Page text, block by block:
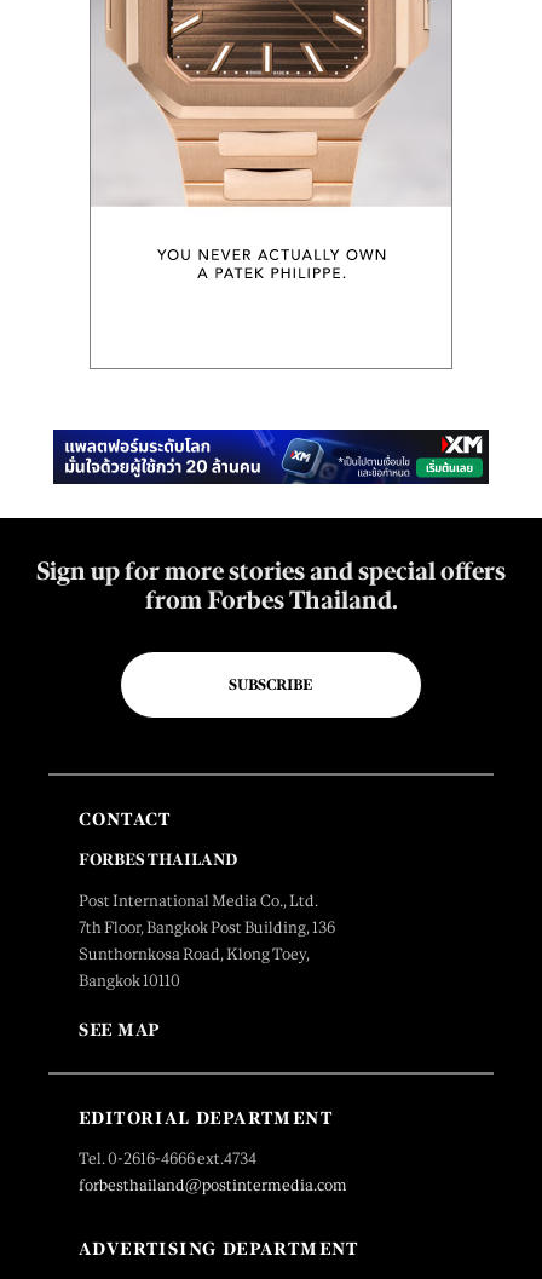
Sign up for more stories and special offers
from Forbes Thailand.
SUBSCRIBE
CONTACT
FORBES THAILAND
Post International Media Co., Ltd.
7th Floor, Bangkok Post Building, 136
Sunthornkosa Road, Klong Toey,
Bangkok 10110
SEE MAP
EDITORIAL DEPARTMENT
Tel. 0-2616-4666 ext.4734
forbesthailand@postintermedia.com
ADVERTISING DEPARTMENT